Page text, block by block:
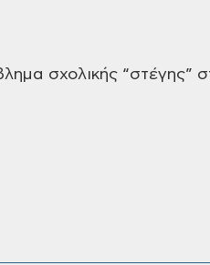
σχολικής “στέγης”